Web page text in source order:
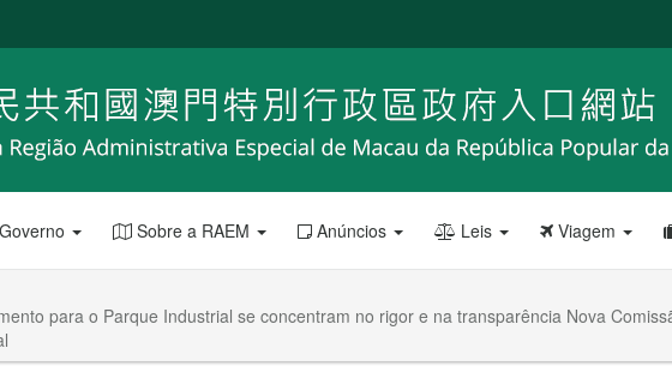
Sobre a RAEM Anúncios Leis Viagem
para o Parque Industrial se concentram no rigor e na transparência Nova